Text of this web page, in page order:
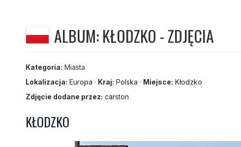
ALBUM: KŁODZKO - ZDJĘCIA
Kategoria: Miasta
Lokalizacja: Europa · Kraj: Polska · Miejsce: Kłodzko
Zdjęcie dodane przez: carston
KŁODZKO